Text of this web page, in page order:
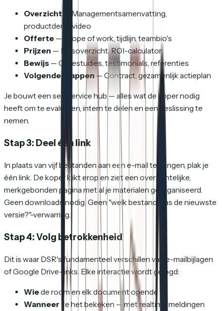
Overzicht— Managementsamenvatting,
productdemovideo
Offerte — Scope of work, tijdlijn, teambio's
Prijzen — Prijsoverzicht, ROI-calculator
Bewijs — Casestudies, testimonials, referenties
Volgende stappen — Contract, gezamenlijk actieplan
Je bouwt een self-service hub — alles wat de koper nodig
heeft om te evalueren, intern te delen en een beslissing te
nemen.
Stap 3: Deel één link
In plaats van vijf bestanden aan een e-mail te hangen, plak je
één link. De koper klikt erop en ziet een overzichtelijke,
merkgebonden pagina met al je materialen georganiseerd.
Geen downloads nodig. Geen "welk bestand was de nieuwste
versie?"-verwarring.
Stap 4: Volg betrokkenheid
Dit is waar DSR's fundamenteel verschillen van e-mailbijlagen
of Google Drive-links. Elke interactie wordt gelogd:
Wiede room en elk document opende
Wanneer ze het bekeken — met realtime meldingen